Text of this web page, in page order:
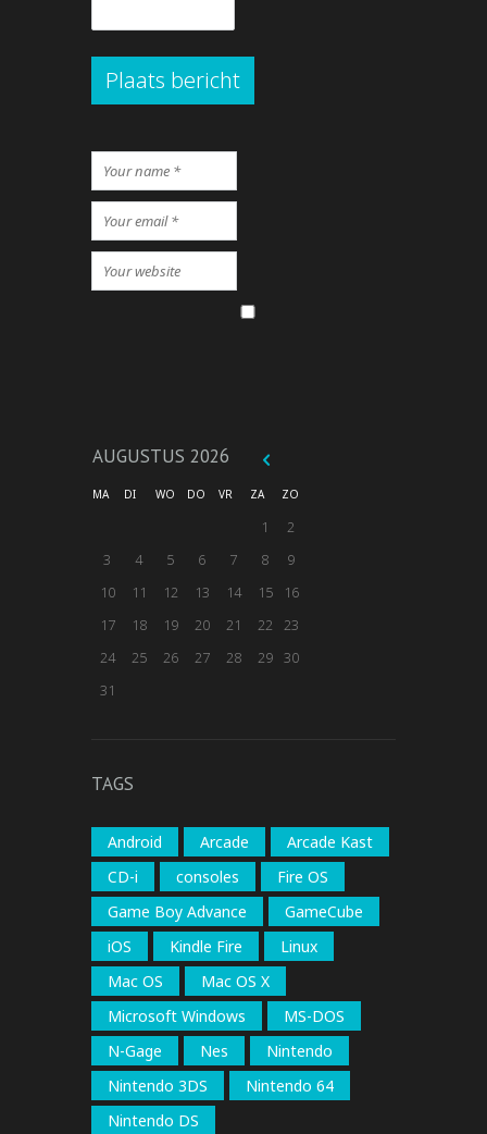
Plaats bericht
AUGUSTUS 2026
MA DI WO DO VR ZA ZO
1
2
3
4 5 6 7 8
9
10
11 12 13 14 15
16
17
18 19 20 21 22
23
24
25 26 27 28 29 30
31
TAGS
Android Arcade
Arcade Kast
CD-i
consoles
Fire OS
Game Boy Advance
GameCube
iOS
Kindle Fire
Linux
Mac OS
Mac OS X
Microsoft Windows
MS-DOS
N-Gage
Nes
Nintendo
Nintendo 3DS
Nintendo 64
Nintendo DS